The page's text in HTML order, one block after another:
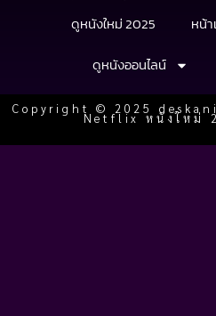
ดูหนังใหม่ 2025 หน้
ดูหนังออนไลน์
Copyright © 2025
Netflix หนังใหม่